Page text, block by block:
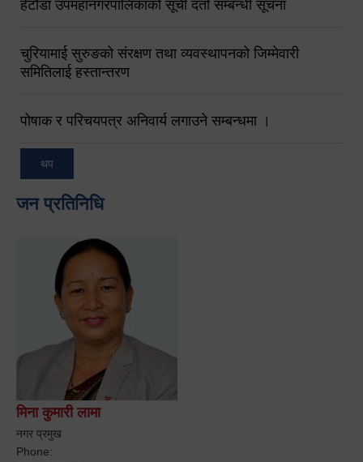
हेटौंडा उपमहानगरपालिकाको सूची दर्ता सम्बन्धी सूचना
चुरियामाई सुरुङको संरक्षण तथा व्यवस्थापनको जिम्मेवारी
समितिलाई हस्तान्तरण
पोषाक र परिचयपत्र अनिवार्य लगाउने सम्बन्धमा ।
थप
जन प्रतिनिधि
मिना कुमारी लामा
नगर प्रमुख
Phone: